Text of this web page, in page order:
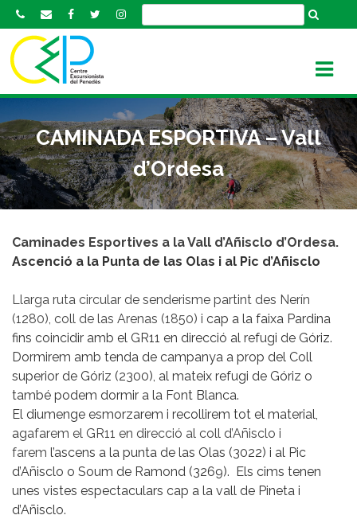
k
c
o
n
t
e
CAMINADA ESPORTIVA – Vall
d’Ordesa
Caminades Esportives a la Vall d’Añisclo d’Ordesa.
Ascenció a la Punta de las Olas i al Pic d’Añisclo
Llarga ruta circular de senderisme partint des Nerín
(1280), coll de las Arenas (1850) i cap a la faixa Pardina
fins coincidir amb el GR11 en direcció al refugi de Góriz.
Dormirem amb tenda de campanya a prop del Coll
superior de Góriz (2300), al mateix refugi de Góriz o
també podem dormir a la Font Blanca.
El diumenge esmorzarem i recollirem tot el material,
agafarem el GR11 en direcció al coll d’Añisclo i
farem l’ascens a la punta de las Olas (3022) i al Pic
d’Añisclo o Soum de Ramond (3269). Els cims tenen
unes vistes espectaculars cap a la vall de Pineta i
d’Añisclo.